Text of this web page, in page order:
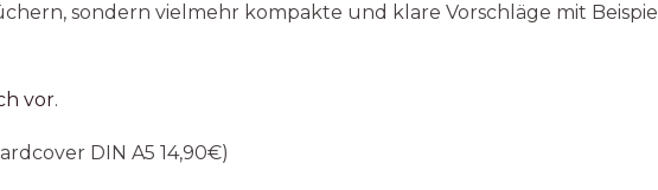
sondern vielmehr kompakte und klare Vorschläge mit
vor.
DIN A5 14,90€)